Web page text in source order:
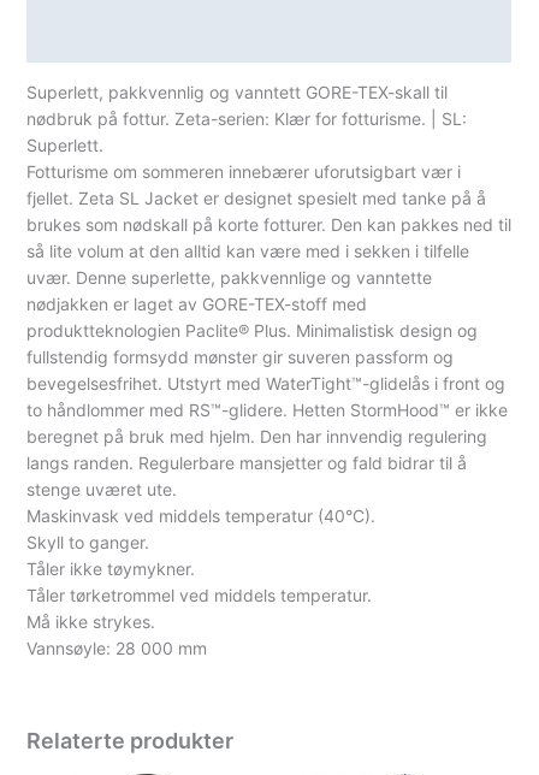
Superlett, pakkvennlig og vanntett GORE-TEX-skall til
nødbruk på fottur. Zeta-serien: Klær for fotturisme. | SL:
Superlett.
Fotturisme om sommeren innebærer uforutsigbart vær i
fjellet. Zeta SL Jacket er designet spesielt med tanke på å
brukes som nødskall på korte fotturer. Den kan pakkes ned til
så lite volum at den alltid kan være med i sekken i tilfelle
uvær. Denne superlette, pakkvennlige og vanntette
nødjakken er laget av GORE-TEX-stoff med
produktteknologien Paclite® Plus. Minimalistisk design og
fullstendig formsydd mønster gir suveren passform og
bevegelsesfrihet. Utstyrt med WaterTight™-glidelås i front og
to håndlommer med RS™-glidere. Hetten StormHood™ er ikke
beregnet på bruk med hjelm. Den har innvendig regulering
langs randen. Regulerbare mansjetter og fald bidrar til å
stenge uværet ute.
Maskinvask ved middels temperatur (40°C).
Skyll to ganger.
Tåler ikke tøymykner.
Tåler tørketrommel ved middels temperatur.
Må ikke strykes.
Vannsøyle: 28 000 mm
Relaterte produkter